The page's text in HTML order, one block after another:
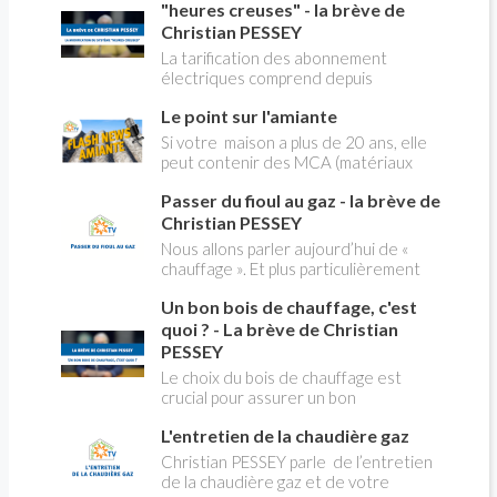
"heures creuses" - la brève de
Christian PESSEY
La tarification des abonnement
électriques comprend depuis
pleines, heures creuses. Aujourd'hui
Christian PESSEY vous explique tout
ce qu'il faut savoir sur la nouvelle
modification du système "heures
creuses" qui concerne près de 15
millions de Français !
Le point sur l'amiante
Si votre maison a plus de 20 ans, elle
peut contenir des MCA (matériaux
panique, on fait le point dans notre
flash news n°3 spéciale Amiante et
ses dangers avec Christian Pessey
Passer du fioul au gaz - la brève de
Christian PESSEY
Nous allons parler aujourd’hui de «
chauffage ». Et plus particulièrement
aborder l’abandon du fioul au profit du
gaz.
Un bon bois de chauffage, c'est
quoi ? - La brève de Christian
PESSEY
Le choix du bois de chauffage est
crucial pour assurer un bon
l'impact environnemental. Mais
comment reconnaître un bois de
qualité ? Plusieurs critères entrent en
L'entretien de la chaudière gaz
Christian PESSEY parle de l’entretien
de la chaudière gaz et de votre